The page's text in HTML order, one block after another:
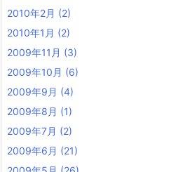
2010年2月 (2)
2010年1月 (2)
2009年11月 (3)
2009年10月 (6)
2009年9月 (4)
2009年8月 (1)
2009年7月 (2)
2009年6月 (21)